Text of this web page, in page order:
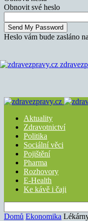
Obnovit své heslo
Heslo vám bude zasláno
Aktuality
Zdravotnictví
Politika
Sociální věci
Pojištění
Pharma
Rozhovory
E-Health
Ke kávě i čaji
Domů Ekonomika